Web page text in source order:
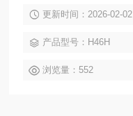
介质倒流，又称逆止阀
油品、海水等介质的纯
筑给排水管路，阻止介质
更新时间：2026-02-02
产品型号：H46H
浏览量：552